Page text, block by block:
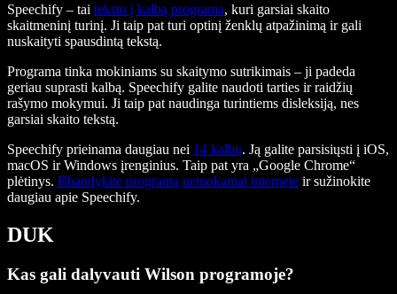
Speechify – tai teksto į kalbą programa, kuri garsiai skaito
skaitmeninį turinį. Ji taip pat turi optinį ženklų atpažinimą ir gali
nuskaityti spausdintą tekstą.
Programa tinka mokiniams su skaitymo sutrikimais – ji padeda
geriau suprasti kalbą. Speechify galite naudoti tarties ir raidžių
rašymo mokymui. Ji taip pat naudinga turintiems disleksiją, nes
garsiai skaito tekstą.
Speechify prieinama daugiau nei 14 kalbų. Ją galite parsisiųsti į iOS,
macOS ir Windows įrenginius. Taip pat yra „Google Chrome“
plėtinys. Išbandykite programą nemokamai internete ir sužinokite
daugiau apie Speechify.
DUK
Kas gali dalyvauti Wilson programoje?